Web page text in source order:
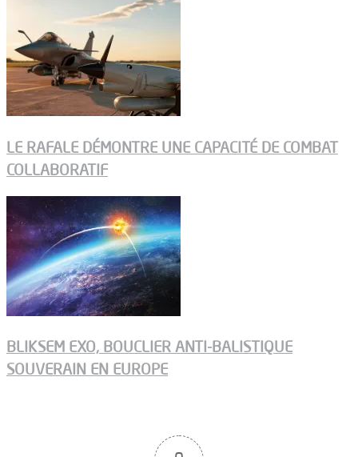
LE RAFALE DÉMONTRE UNE CAPACITÉ DE COMBAT
COLLABORATIF
BLIKSEM EXO, BOUCLIER ANTI-BALISTIQUE
SOUVERAIN EN EUROPE